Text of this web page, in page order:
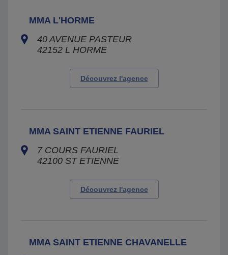
MMA L'HORME
40 AVENUE PASTEUR
42152 L HORME
Découvrez l'agence
MMA SAINT ETIENNE FAURIEL
7 COURS FAURIEL
42100 ST ETIENNE
Découvrez l'agence
MMA SAINT ETIENNE CHAVANELLE